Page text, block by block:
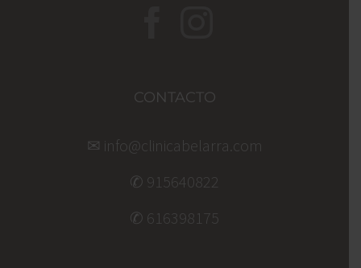
CONTACTO
✉ info@clinicabelarra.com
✆ 915640822
✆ 616398175